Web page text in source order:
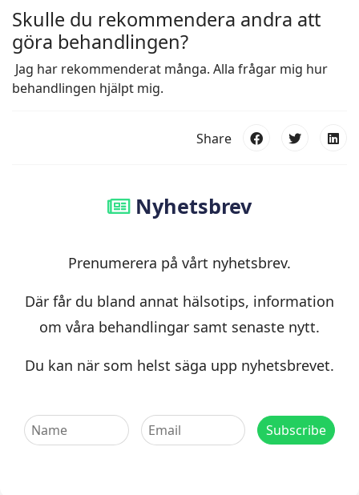
Skulle du rekommendera andra att
göra behandlingen?
Jag har rekommenderat många. Alla frågar mig hur
behandlingen hjälpt mig.
Share
Nyhetsbrev
Prenumerera på vårt nyhetsbrev.
Där får du bland annat hälsotips, information
om våra behandlingar samt senaste nytt.
Du kan när som helst säga upp nyhetsbrevet.